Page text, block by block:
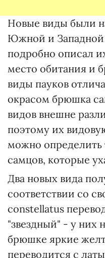
Новые виды были
Южной и Западной
подробно описал
место обитания и
виды пауков
окрасом брюшка
видов внешне
поэтому их
можно определить
самцов, которые
Два новых вида
соответствии со
constellatus
"звездный" - у них
брюшке яркие
переводится с